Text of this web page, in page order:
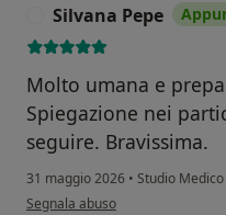
Silvana Pepe
Molto umana e
Spiegazione nei
seguire. Bravissima.
31 maggio 2026 • Studio
secondo l'opinione dell'utente
Segnala abuso